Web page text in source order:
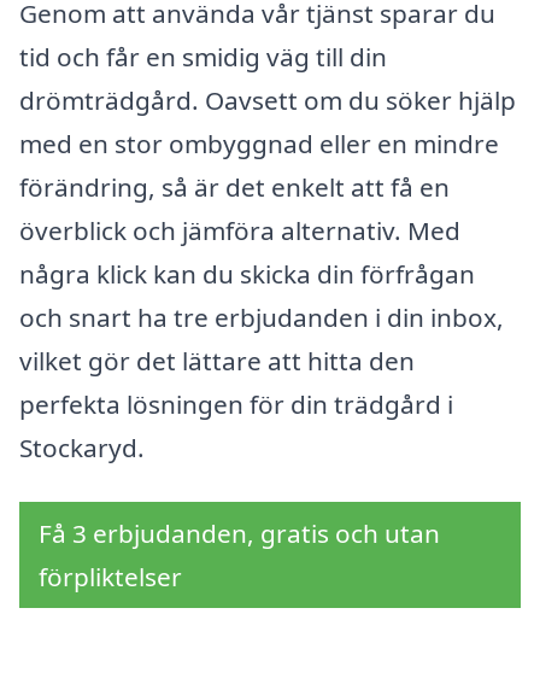
Genom att använda vår tjänst sparar du
tid och får en smidig väg till din
drömträdgård. Oavsett om du söker hjälp
med en stor ombyggnad eller en mindre
förändring, så är det enkelt att få en
överblick och jämföra alternativ. Med
några klick kan du skicka din förfrågan
och snart ha tre erbjudanden i din inbox,
vilket gör det lättare att hitta den
perfekta lösningen för din trädgård i
Stockaryd.
Få 3 erbjudanden, gratis och utan
förpliktelser